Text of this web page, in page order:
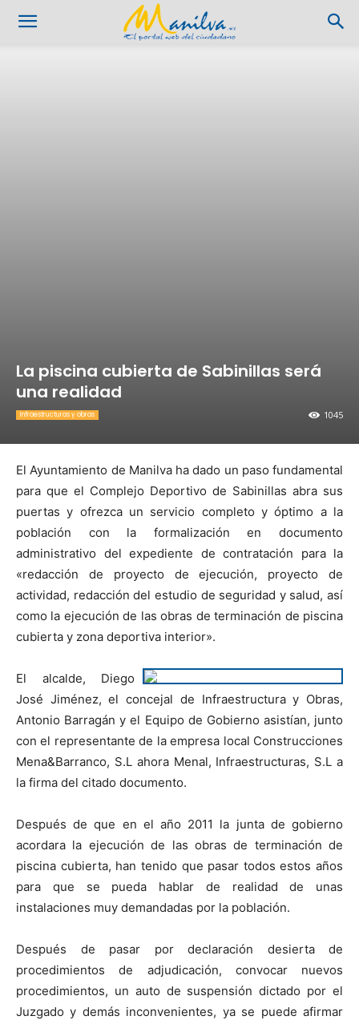
La piscina cubierta de Sabinillas será
una realidad
1045
Infraestructuras y obras
El Ayuntamiento de Manilva ha dado un paso fundamental
para que el Complejo Deportivo de Sabinillas abra sus
puertas y ofrezca un servicio completo y óptimo a la
población con la formalización en documento
administrativo del expediente de contratación para la
«redacción de proyecto de ejecución, proyecto de
actividad, redacción del estudio de seguridad y salud, así
como la ejecución de las obras de terminación de piscina
cubierta y zona deportiva interior».
El alcalde, Diego
José Jiménez, el concejal de Infraestructura y Obras,
Antonio Barragán y el Equipo de Gobierno asistían, junto
con el representante de la empresa local Construcciones
Mena&Barranco, S.L ahora Menal, Infraestructuras, S.L a
la firma del citado documento.
Después de que en el año 2011 la junta de gobierno
acordara la ejecución de las obras de terminación de
piscina cubierta, han tenido que pasar todos estos años
para que se pueda hablar de realidad de unas
instalaciones muy demandadas por la población.
Después de pasar por declaración desierta de
procedimientos de adjudicación, convocar nuevos
procedimientos, un auto de suspensión dictado por el
Juzgado y demás inconvenientes, ya se puede afirmar